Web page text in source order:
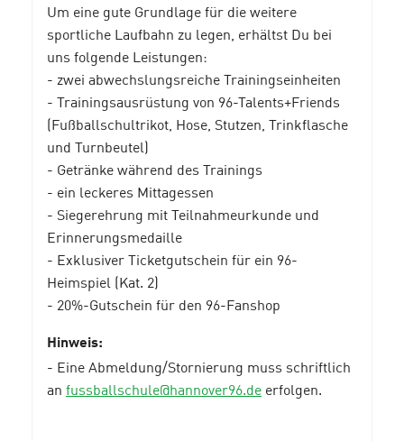
Um eine gute Grundlage für die weitere
sportliche Laufbahn zu legen, erhältst Du bei
uns folgende Leistungen:
- zwei abwechslungsreiche Trainingseinheiten
- Trainingsausrüstung von 96-Talents+Friends
(Fußballschultrikot, Hose, Stutzen, Trinkflasche
und Turnbeutel)
- Getränke während des Trainings
- ein leckeres Mittagessen
- Siegerehrung mit Teilnahmeurkunde und
Erinnerungsmedaille
- Exklusiver Ticketgutschein für ein 96-
Heimspiel (Kat. 2)
- 20%-Gutschein für den 96-Fanshop
Hinweis:
- Eine Abmeldung/Stornierung muss schriftlich
an fussballschule@hannover96.de erfolgen.